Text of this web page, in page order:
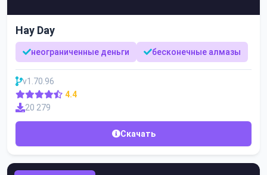
Hay Day
неограниченные деньги бесконечные алмазы
v1.70.96
4.4
20 279
Скачать